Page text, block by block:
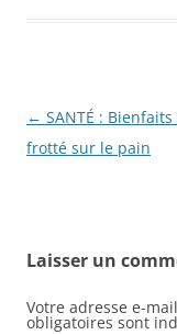
Navigation
des
← SANTÉ : Bienfaits
frotté sur le pain
Laisser un
Votre adresse e-
obligatoires sont